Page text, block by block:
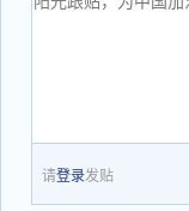
请登录发贴